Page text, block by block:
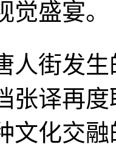
盛宴。
人街发
张译再
文化交